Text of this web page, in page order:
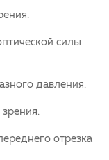
силы
давления.
отрезка